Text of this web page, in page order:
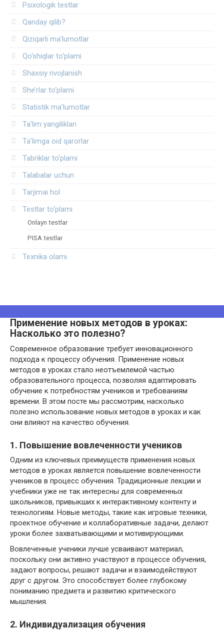
Psixologik testlar
Qanday qilib?
Qiziqarli ma’lumotlar
Qo‘shiqlar to‘plami
Shaxsiy rivojlanish
She’rlar to‘plami
Statistik ma’lumotlar
Ta’lim yangiliklari
Ta’limga oid qarorlar
Tabriklar to'plami
Talabalar uchun
Tarjimai hol
Testlar to‘plami
Onlayn testlar
PISA testlar
Texnika olami
Применение новых методов в уроках:
Насколько это полезно?
Современное образование требует инновационного
подхода к процессу обучения. Применение новых
методов в уроках стало неотъемлемой частью
образовательного процесса, позволяя адаптировать
обучение к потребностям учеников и требованиям
времени. В этом посте мы рассмотрим, насколько
полезно использование новых методов в уроках и как
они влияют на качество обучения.
1. Повышение вовлеченности учеников
Одним из ключевых преимуществ применения новых
методов в уроках является повышение вовлеченности
учеников в процесс обучения. Традиционные лекции и
учебники уже не так интересны для современных
школьников, привыкших к интерактивному контенту и
технологиям. Новые методы, такие как игровые техники,
проектное обучение и коллаборативные задачи, делают
уроки более захватывающими и мотивирующими.
Вовлеченные ученики лучше усваивают материал,
поскольку они активно участвуют в процессе обучения,
задают вопросы, решают задачи и взаимодействуют
друг с другом. Это способствует более глубокому
пониманию предмета и развитию критического
мышления.
2. Индивидуализация обучения